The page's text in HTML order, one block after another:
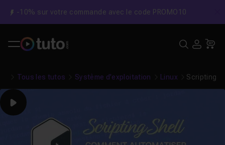
-10% sur votre commande avec le code PROMO10
Tous les tutos Système d'exploitation Linux Scripting
Play